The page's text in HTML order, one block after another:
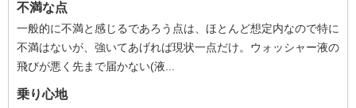
不満な点
一般的に不満と感じるであろう点は、ほとんど想定内なので特に
不満はないが、強いてあげれば現状一点だけ。ウォッシャー液の
飛びが悪く先まで届かない(液...
乗り心地